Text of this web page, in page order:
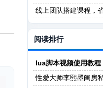
认知+基础实操+进阶
掌握
线上团队搭建课程，
保，聚人才，降成本
队管理必看
阅读排行
lua脚本视频使用教程
性爱大师李熙墨闺房